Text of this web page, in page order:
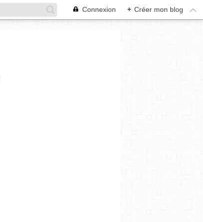
Connexion + Créer mon blog